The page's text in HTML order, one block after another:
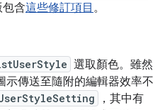
含這些修訂項目 。
選取顏色。雖然
示傳送至隨附的編輯器效率不
，其中有